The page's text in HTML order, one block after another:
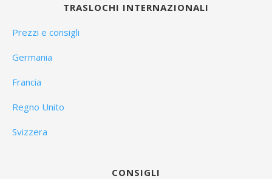
TRASLOCHI INTERNAZIONALI
Prezzi e consigli
Germania
Francia
Regno Unito
Svizzera
CONSIGLI